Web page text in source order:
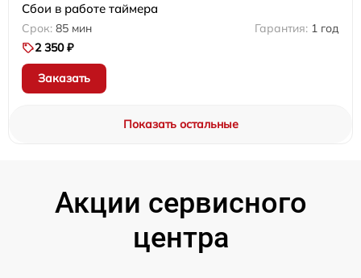
Сбои в работе таймера
85 мин
1 год
2 350 ₽
Заказать
Показать остальные
Акции сервисного
центра